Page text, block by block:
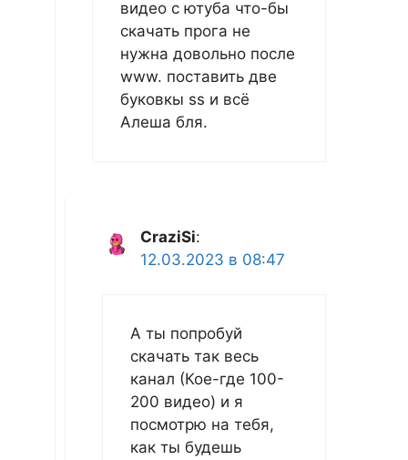
видео с ютуба что-бы
скачать прога не
нужна довольно после
www. поставить две
буковкы ss и всё
Алеша бля.
CraziSi:
12.03.2023 в 08:47
А ты попробуй
скачать так весь
канал (Кое-где 100-
200 видео) и я
посмотрю на тебя,
как ты будешь